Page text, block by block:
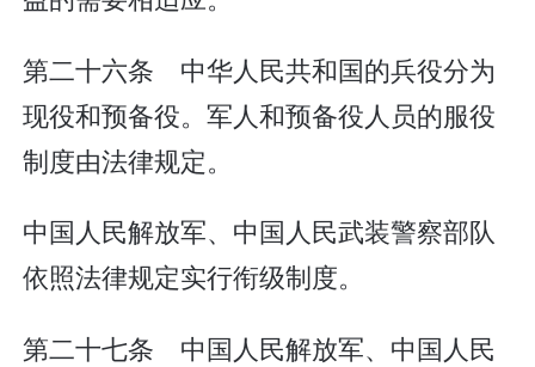
第二十六条 中华人民共和国的兵役分为
现役和预备役。军人和预备役人员的服役
制度由法律规定。
中国人民解放军、中国人民武装警察部队
依照法律规定实行衔级制度。
第二十七条 中国人民解放军、中国人民